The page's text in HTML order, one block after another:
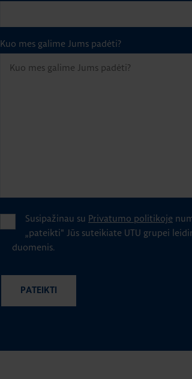
Kuo mes galime Jums padėti?
Susipažinau su Privatumo politikoje
„pateikti" Jūs suteikiate UTU grupei
duomenis.